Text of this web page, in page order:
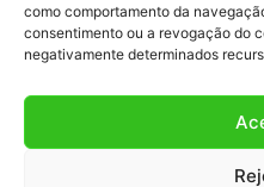
como comportamento da
consentimento ou a revogação do
negativamente determinados